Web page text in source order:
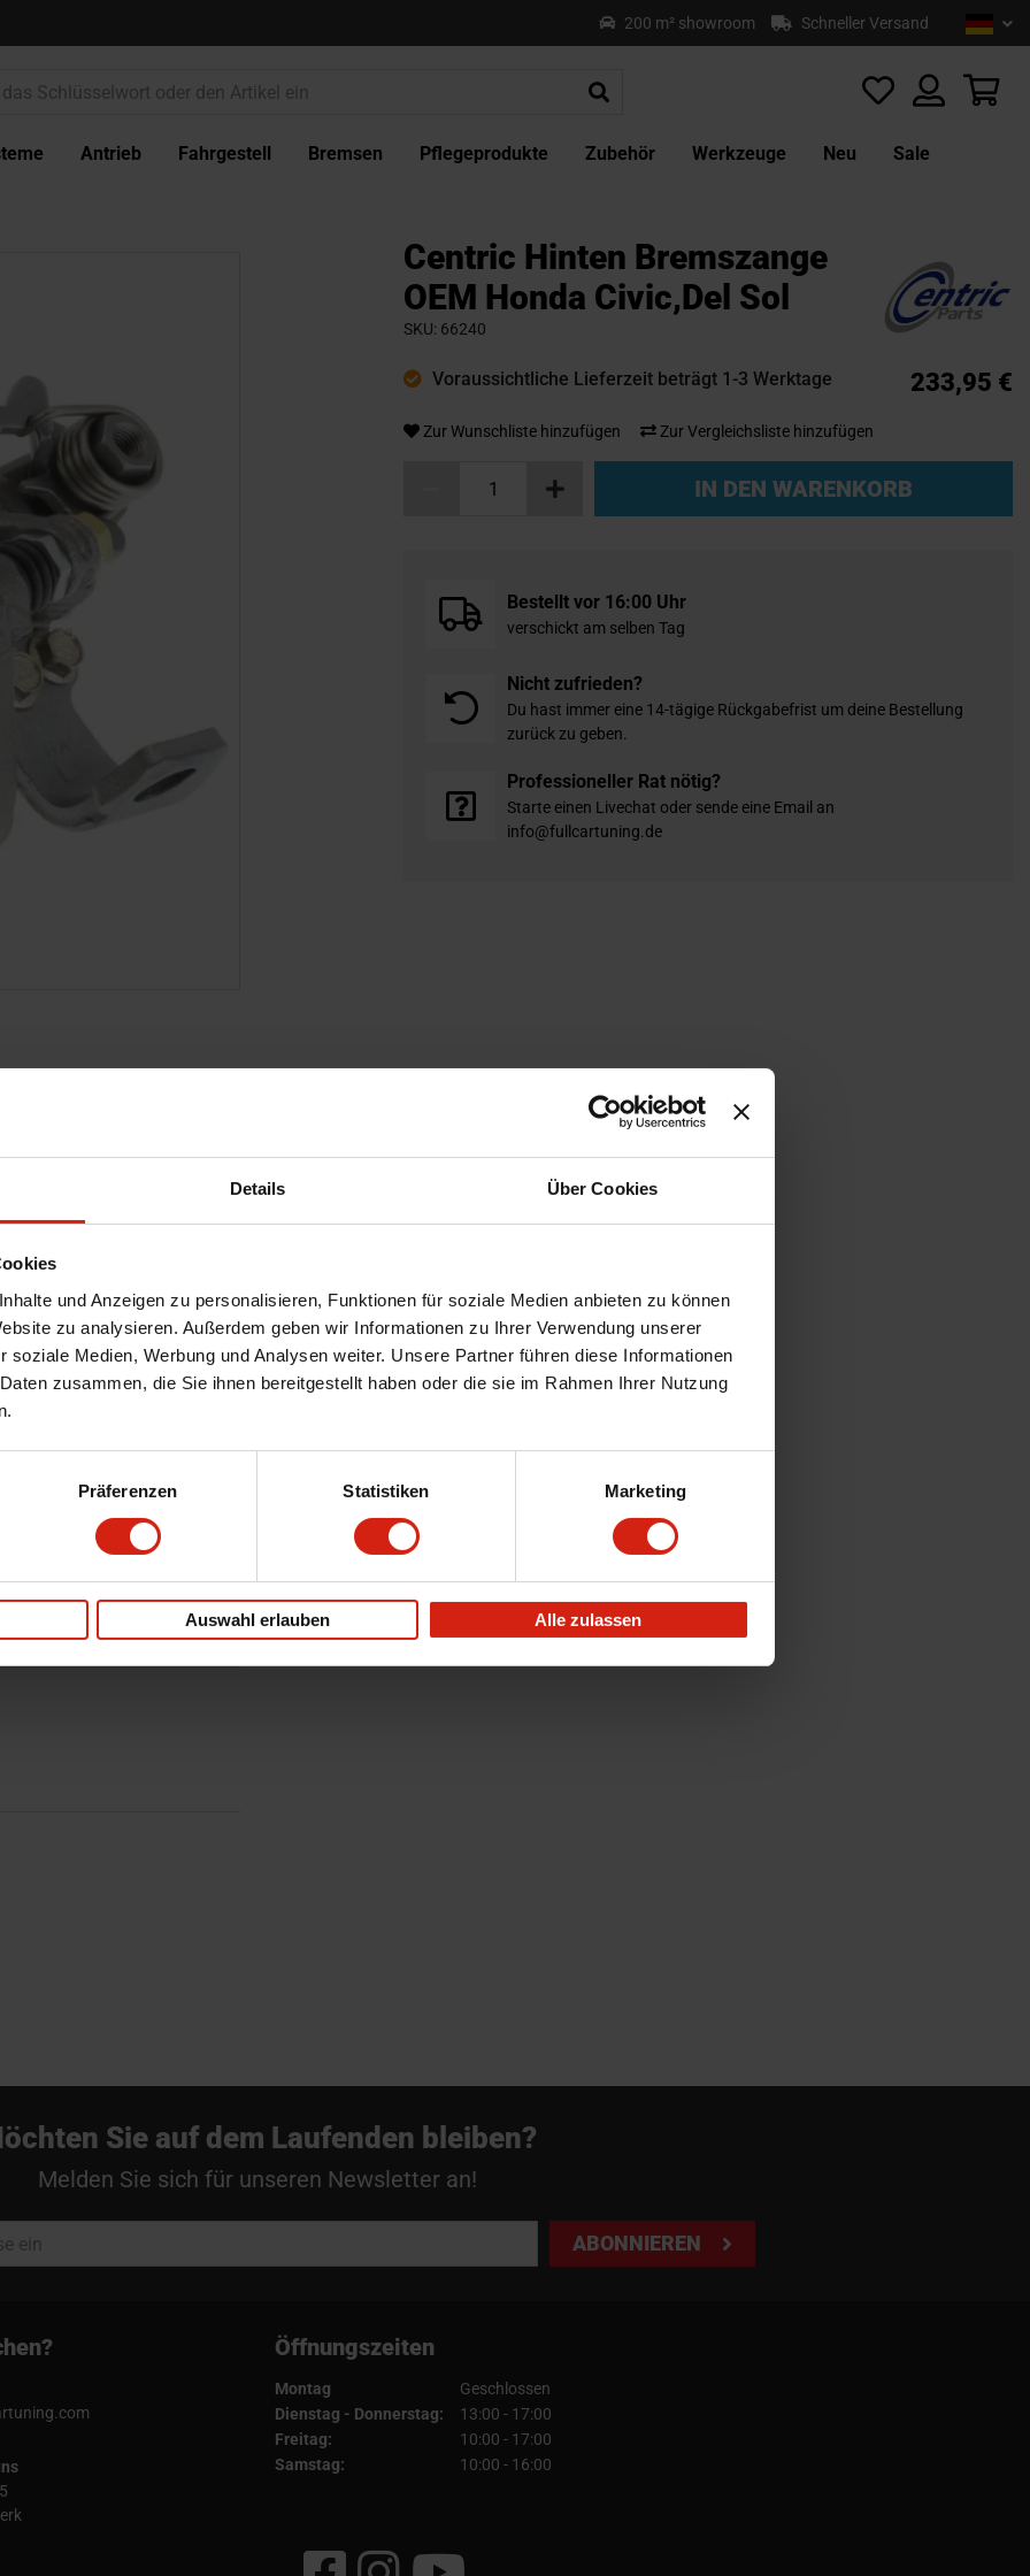
Details Über Cookies
und Anzeigen zu personalisieren, Funktionen für soziale Medien anbieten zu können
zu analysieren. Außerdem geben wir Informationen zu Ihrer Verwendung unserer
soziale Medien, Werbung und Analysen weiter. Unsere Partner führen diese Informationen
zusammen, die Sie ihnen bereitgestellt haben oder die sie im Rahmen Ihrer Nutzung
Präferenzen Statistiken Marketing
Auswahl erlauben Alle zulassen
200 m² showroom Schneller Versand
Antrieb Fahrgestell Bremsen Pflegeprodukte Zubehör Werkzeuge Neu Sale
Centric Hinten Bremszange
OEM Honda Civic,Del Sol
SKU 66240
Voraussichtliche Lieferzeit beträgt 1-3 Werktage 233,95 €
Zur Wunschliste hinzufügen Zur Vergleichsliste hinzufügen
IN DEN WARENKORB
Bestellt vor 16:00 Uhr
verschickt am selben Tag
Nicht zufrieden?
Du hast immer eine 14-tägige Rückgabefrist um deine Bestellung
zurück zu geben.
Professioneller Rat nötig?
Starte einen Livechat oder sende eine Email an
info@fullcartuning.de
Sie auf dem Laufenden bleiben?
Melden Sie sich für unseren Newsletter an!
ABONNIEREN
Öffnungszeiten
Montag
Geschlossen
Dienstag - Donnerstag:
13:00 - 17:00
Freitag:
10:00 - 17:00
Samstag:
10:00 - 16:00